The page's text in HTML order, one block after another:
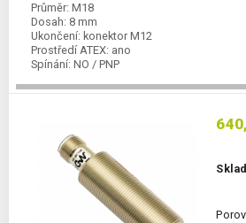
Průměr: M18
Dosah: 8 mm
Ukončení: konektor M12
Prostředí ATEX: ano
Spínání: NO / PNP